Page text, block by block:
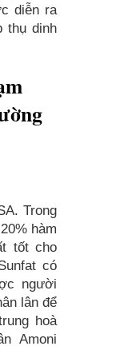
diễn ra
thụ dinh
Trong
hàm
tốt cho
có
người
lân để
hoà
Amoni